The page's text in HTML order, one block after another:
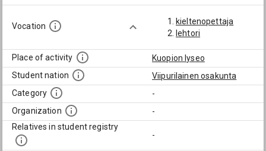
Vocation
kieltenopettaja
lehtori
Place of activity
Kuopion lyseo
Student nation
Viipurilainen osakunta
Category
-
Organization
-
Relatives in student registry
-